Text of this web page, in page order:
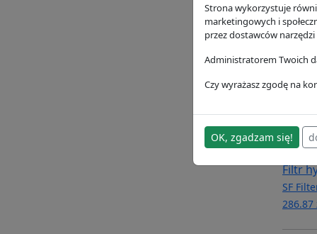
Filtr
SF
286.87
Strona wykorzystuje
marketingowych i
przez dostawców
Administratorem Twoich
Czy wyrażasz zgodę na
OK, zgadzam się!